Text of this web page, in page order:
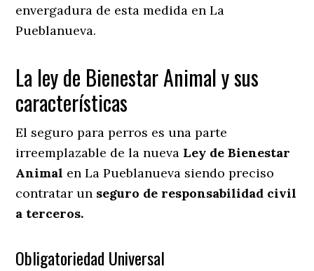
envergadura de esta medida en La
Pueblanueva.
La ley de Bienestar Animal y sus
características
El seguro para perros es una parte
irreemplazable de la nueva Ley de Bienestar
Animal en La Pueblanueva siendo preciso
contratar un seguro de responsabilidad civil
a terceros.
Obligatoriedad Universal